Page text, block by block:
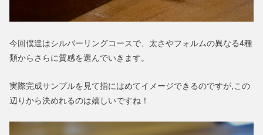
今回僕達はシルバーリングコースで、太さやフォルムの異なる4種
類からさらに質感を選んでいきます。
実際完成サンプルを見て指にはめてイメージできるのですが,この
辺りから決めれるのは嬉しいですね！